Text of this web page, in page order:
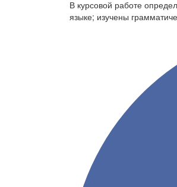
В курсовой работе
языке; изучены